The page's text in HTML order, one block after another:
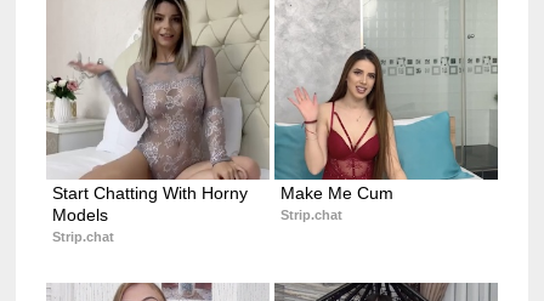
Start Chatting With Horny
Models
Strip.chat
Make Me Cum
Strip.chat